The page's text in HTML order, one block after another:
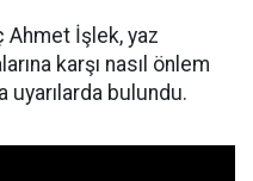
Ahmet İşlek, yaz
karşı nasıl önlem
uyarılarda bulundu.